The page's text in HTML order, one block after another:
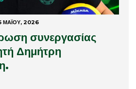
ΜΑΪ́ΟΥ, 2026
συνεργασίας
Δημήτρη